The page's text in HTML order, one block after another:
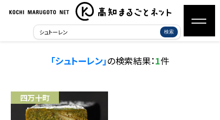
検索
「シュトーレン」の検索結果：1件
四万十町